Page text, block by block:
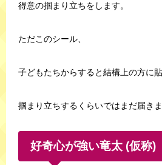
得意の掴まり立ちをします。
ただこのシール、
子どもたちからすると結構上の方に貼
掴まり立ちするくらいではまだ届きま
好奇心が強い竜太 (仮称)